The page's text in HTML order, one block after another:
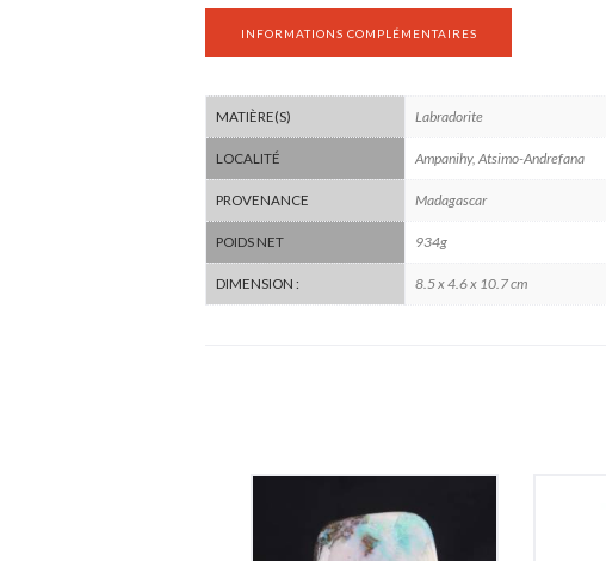
INFORMATIONS COMPLÉMENTAIRES
MATIÈRE(S) Labradorite
LOCALITÉ Ampanihy, Atsimo-Andrefana
PROVENANCE Madagascar
POIDS NET 934g
DIMENSION : 8.5 x 4.6 x 10.7 cm
Opale Boulder Polie